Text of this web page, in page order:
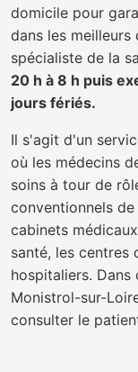
domicile pour
dans les meilleurs
spécialiste de la
20 h à 8 h puis
jours fériés.
Il s'agit d'un
où les médecins
soins à tour de
conventionnels
cabinets
santé, les centres
hospitaliers.
Monistrol-sur-
consulter le